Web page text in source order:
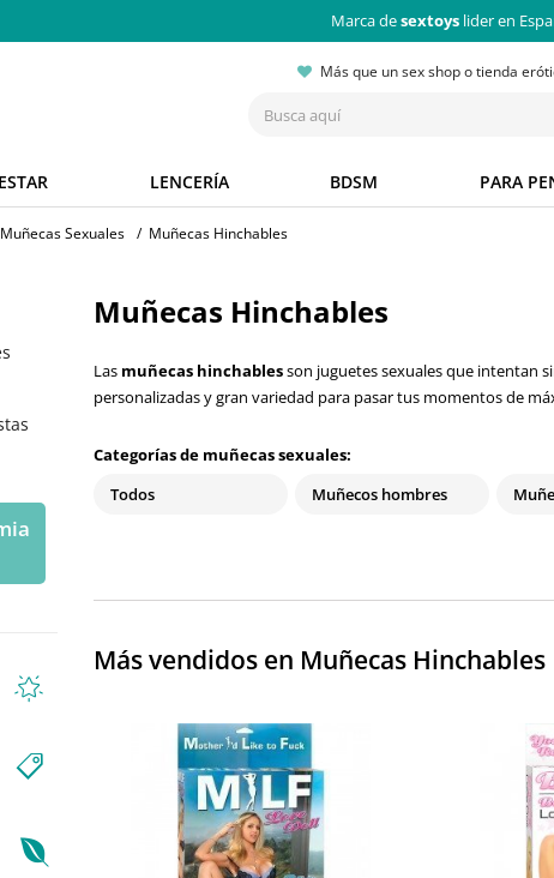
Marca desextoys lider en
Más que un sex shop o tienda
LENCERÍA BDSM PARA
Muñecas Sexuales / Muñecas Hinchables
Muñecas Hinchables
Las muñecas hinchablesson juguetes sexuales que intentan
personalizadas y gran variedad para pasar tus momentos de
Categorías de muñecas sexuales:
Todos
Muñecos hombres
Más vendidos en Muñecas Hinchables